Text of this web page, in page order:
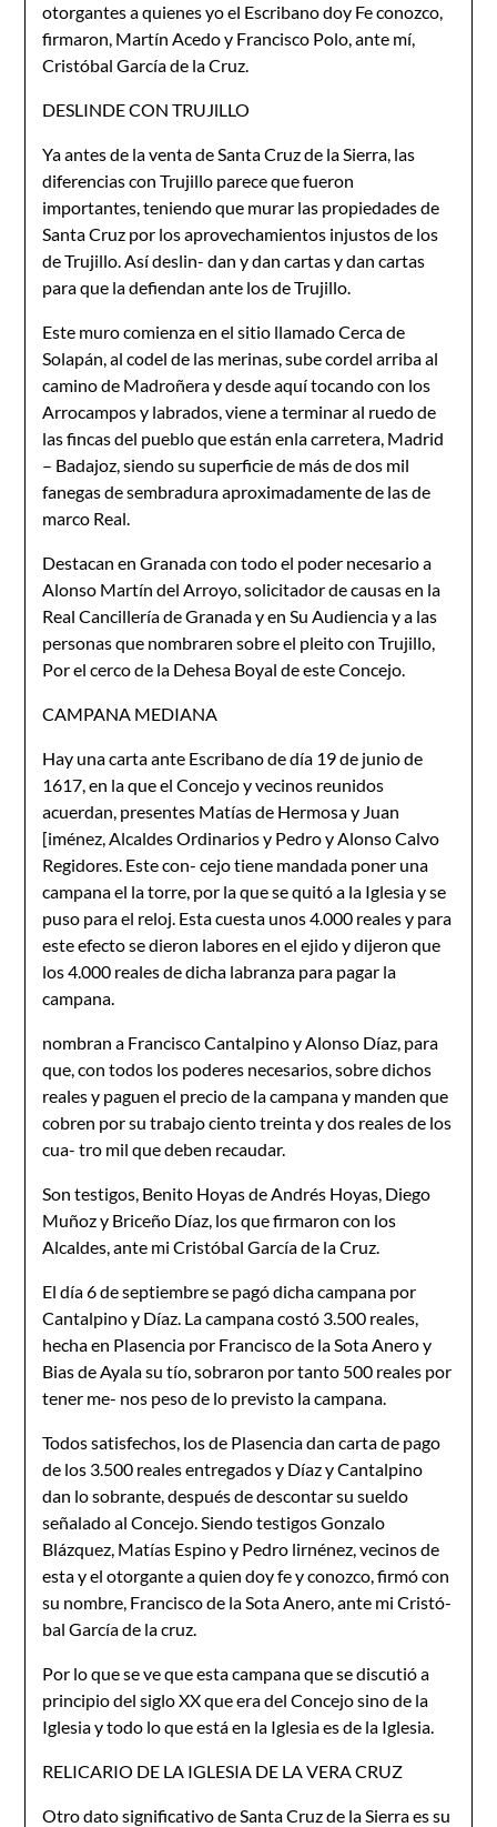
otorgantes a quienes yo el Escribano doy Fe conozco,
firmaron, Martín Acedo y Francisco Polo, ante mí,
Cristóbal García de la Cruz.
DESLINDE CON TRUJlLLO
Ya antes de la venta de Santa Cruz de la Sierra, las
diferencias con Trujillo parece que fueron
importantes, teniendo que murar las propiedades de
Santa Cruz por los aprovechamientos injustos de los
de Trujillo. Así deslin- dan y dan cartas y dan cartas
para que la defiendan ante los de Trujillo.
Este muro comienza en el sitio llamado Cerca de
Solapán, al codel de las merinas, sube cordel arriba al
camino de Madroñera y desde aquí tocando con los
Arrocampos y labrados, viene a terminar al ruedo de
las fincas del pueblo que están enla carretera, Madrid
– Badajoz, siendo su superficie de más de dos mil
fanegas de sembradura aproximadamente de las de
marco Real.
Destacan en Granada con todo el poder necesario a
Alonso Martín del Arroyo, solicitador de causas en la
Real Cancillería de Granada y en Su Audiencia y a las
personas que nombraren sobre el pleito con Trujillo,
Por el cerco de la Dehesa Boyal de este Concejo.
CAMPANA MEDIANA
Hay una carta ante Escribano de día 19 de junio de
1617, en la que el Concejo y vecinos reunidos
acuerdan, presentes Matías de Hermosa y Juan
[iménez, Alcaldes Ordinarios y Pedro y Alonso Calvo
Regidores. Este con- cejo tiene mandada poner una
campana el la torre, por la que se quitó a la Iglesia y se
puso para el reloj. Esta cuesta unos 4.000 reales y para
este efecto se dieron labores en el ejido y dijeron que
los 4.000 reales de dicha labranza para pagar la
campana.
nombran a Francisco Cantalpino y Alonso Díaz, para
que, con todos los poderes necesarios, sobre dichos
reales y paguen el precio de la campana y manden que
cobren por su trabajo ciento treinta y dos reales de los
cua- tro mil que deben recaudar.
Son testigos, Benito Hoyas de Andrés Hoyas, Diego
Muñoz y Briceño Díaz, los que firmaron con los
Alcaldes, ante mi Cristóbal García de la Cruz.
El día 6 de septiembre se pagó dicha campana por
Cantalpino y Díaz. La campana costó 3.500 reales,
hecha en Plasencia por Francisco de la Sota Anero y
Bias de Ayala su tío, sobraron por tanto 500 reales por
tener me- nos peso de lo previsto la campana.
Todos satisfechos, los de Plasencia dan carta de pago
de los 3.500 reales entregados y Díaz y Cantalpino
dan lo sobrante, después de descontar su sueldo
señalado al Concejo. Siendo testigos Gonzalo
Blázquez, Matías Espino y Pedro lirnénez, vecinos de
esta y el otorgante a quien doy fe y conozco, firmó con
su nombre, Francisco de la Sota Anero, ante mi Cristó-
bal García de la cruz.
Por lo que se ve que esta campana que se discutió a
principio del siglo XX que era del Concejo sino de la
Iglesia y todo lo que está en la Iglesia es de la Iglesia.
RELICARIO DE LA IGLESIA DE LA VERA CRUZ
Otro dato significativo de Santa Cruz de la Sierra es su